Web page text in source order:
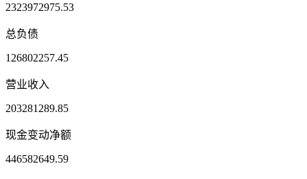
2323972975.53
总负债
126802257.45
营业收入
203281289.85
现金变动净额
446582649.59